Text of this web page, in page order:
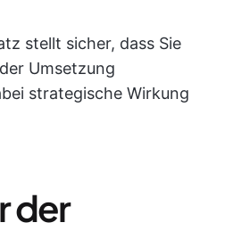
stellt sicher, dass Sie
Umsetzung
strategische Wirkung
der